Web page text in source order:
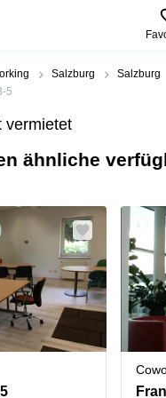
Salzburg
Salzburg
5
vermietet
ähnliche